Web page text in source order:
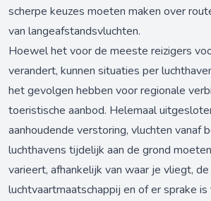
scherpe keuzes moeten maken over
van langeafstandsvluchten.
Hoewel het voor de meeste reizigers
verandert, kunnen situaties per
het gevolgen hebben voor regionale
toeristische aanbod. Helemaal
aanhoudende verstoring, vluchten vanaf
luchthavens tijdelijk aan de grond
varieert, afhankelijk van waar je vliegt, de
luchtvaartmaatschappij en of er sprake is